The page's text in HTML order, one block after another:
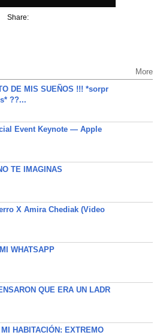
Share:
More
DE MIS SUEÑOS !!! *sorpr
??...
Event Keynote — Apple
TE IMAGINAS
X Amira Chediak (Video
WHATSAPP
QUE ERA UN LADR
HABITACIÓN: EXTREMO